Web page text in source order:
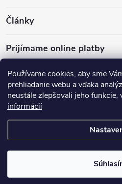
Používame cookies, aby sme
prehliadanie webu a vďaka
neustále zlepšovali jeho funkcie,
informácií
Články
Prijímame online platby
nastavenie